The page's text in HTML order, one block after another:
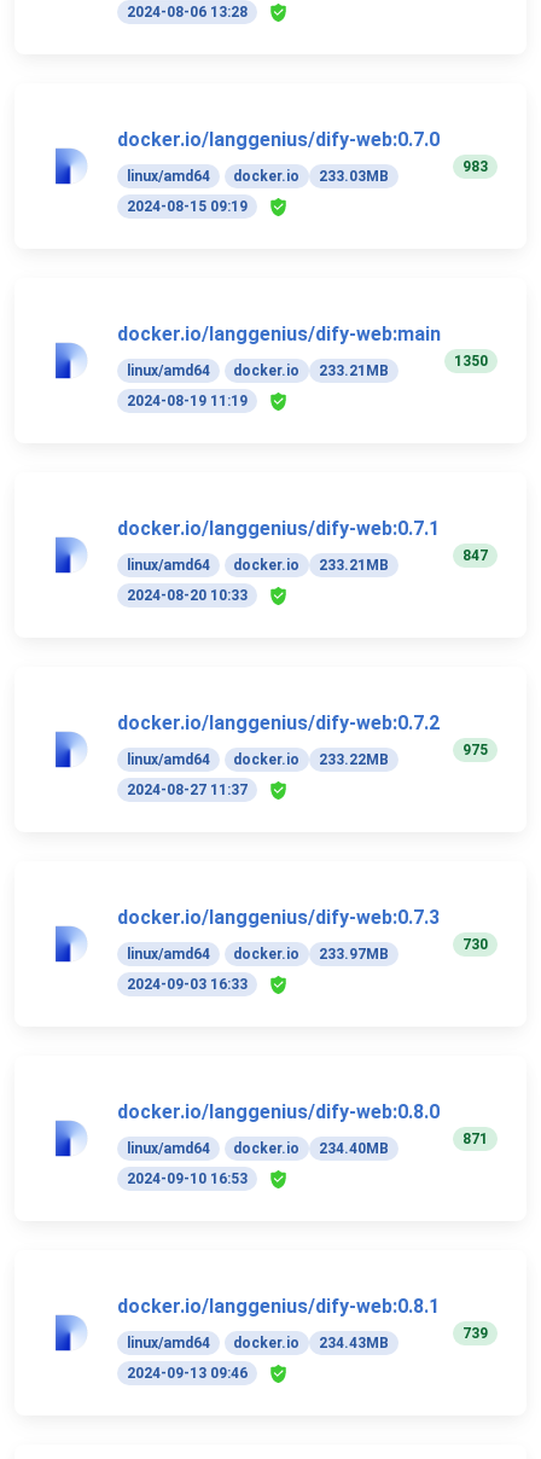
2024-08-06 13:28
docker.io/langgenius/dify-web:0.7.0
linux/amd64 docker.io
233.03MB
2024-08-15 09:19
983
docker.io/langgenius/dify-web:main
linux/amd64 docker.io
233.21MB
2024-08-19 11:19
1350
docker.io/langgenius/dify-web:0.7.1
linux/amd64 docker.io
233.21MB
2024-08-20 10:33
847
docker.io/langgenius/dify-web:0.7.2
linux/amd64 docker.io
233.22MB
2024-08-27 11:37
975
docker.io/langgenius/dify-web:0.7.3
linux/amd64 docker.io
233.97MB
2024-09-03 16:33
730
docker.io/langgenius/dify-web:0.8.0
linux/amd64 docker.io
234.40MB
2024-09-10 16:53
871
docker.io/langgenius/dify-web:0.8.1
linux/amd64 docker.io
234.43MB
2024-09-13 09:46
739